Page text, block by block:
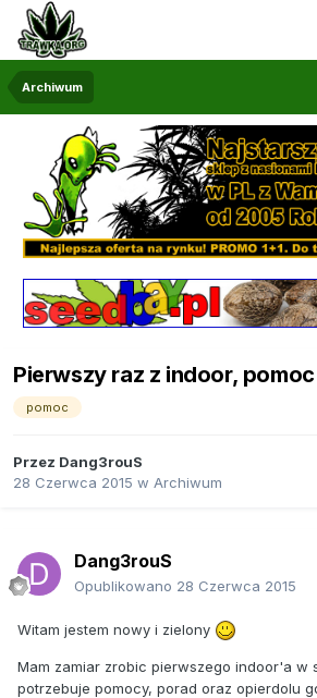
Archiwum
Pierwszy raz z indoor,
pomoc
Przez Dang3rouS
28 Czerwca 2015 w Archiwum
Dang3rouS
Opublikowano 28 Czerwca 2015
Witam jestem nowy i zielony
Mam zamiar zrobic pierwszego indoor'a w
potrzebuje pomocy, porad oraz opierdolu